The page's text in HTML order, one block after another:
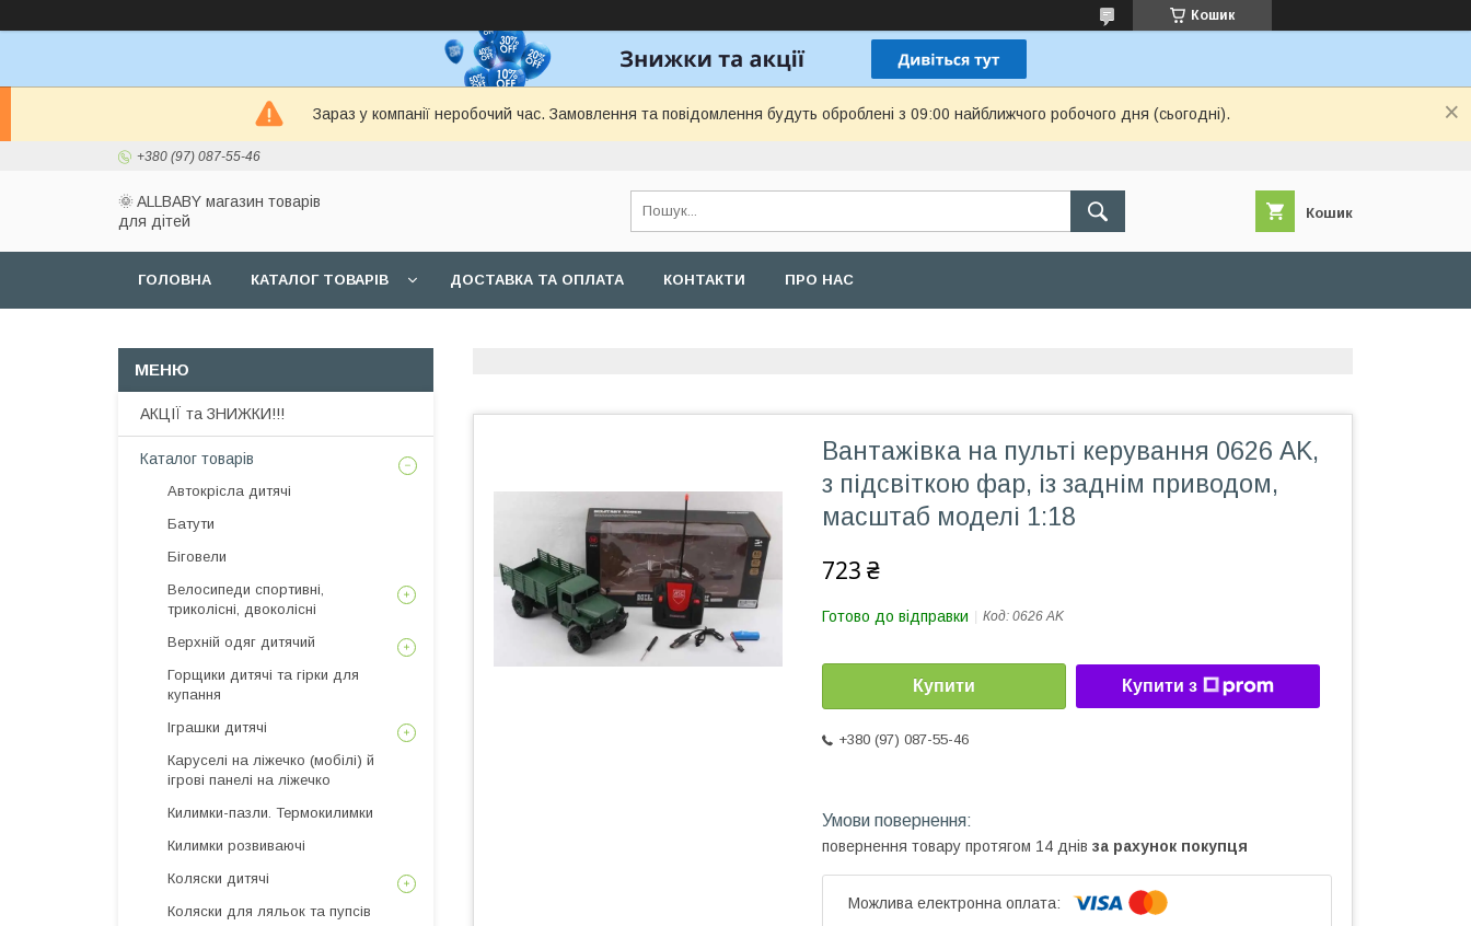
Кошик
Зараз у компанії неробочий час. Замовлення та повідомлення будуть оброблені з 09:00 найближчого робочого дня (сьогодні).
+380 (97) 087-55-46
🌞 ALLBABY магазин товарів
для дітей
Кошик
ГОЛОВНА КАТАЛОГ ТОВАРІВ ДОСТАВКА ТА ОПЛАТА КОНТАКТИ ПРО НАС
Вантажівка на пульті керування 0626 AK,
з підсвіткою фар, із заднім приводом,
масштаб моделі 1:18
723 ₴
Готово до відправки Код: 0626 AK
Купити Купити з
+380 (97) 087-55-46
повернення товару протягом 14 днів за рахунок покупця
АКЦІЇ та ЗНИЖКИ!!!
Каталог товарів
Автокрісла дитячі
Батути
Біговели
Велосипеди спортивні,
триколісні, двоколісні
Верхній одяг дитячий
Горщики дитячі та гірки для
купання
Іграшки дитячі
Каруселі на ліжечко (мобілі) й
ігрові панелі на ліжечко
Килимки-пазли. Термокилимки
Килимки розвиваючі
Коляски дитячі
Коляски для ляльок та пупсів